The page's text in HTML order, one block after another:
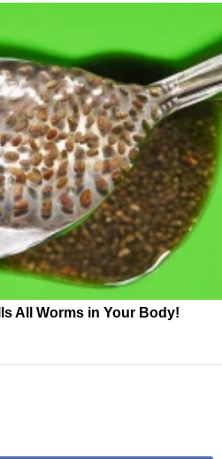
All Worms in Your Body!